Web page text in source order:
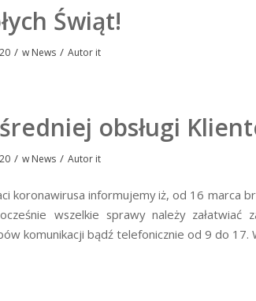
Świąt!
/ w News / Autor it
obsługi
/ w News / Autor it
koronawirusa informujemy iż, od 16 marca
wszelkie sprawy należy
komunikacji bądź telefonicznie od 9 do 17.